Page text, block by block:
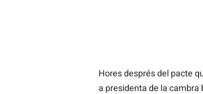
Hores després del pacte
a presidenta de la cambra